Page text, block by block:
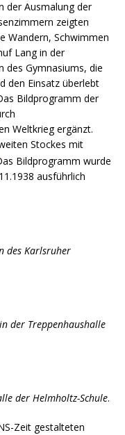
der Ausmalung der
zeigten
Wandern, Schwimmen
Lang in der
des Gymnasiums, die
den Einsatz überlebt
Bildprogramm der
Weltkrieg ergänzt.
Stockes mit
Bildprogramm wurde
ausführlich
des Karlsruher
der Treppenhaushalle
der Helmholtz-Schule.
Zeit gestalteten